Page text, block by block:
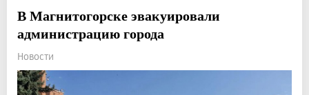
В Магнитогорске эвакуировали
администрацию города
Новости